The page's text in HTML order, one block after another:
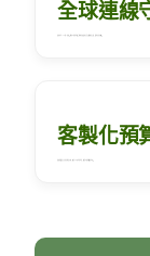
全球連線
客製化預